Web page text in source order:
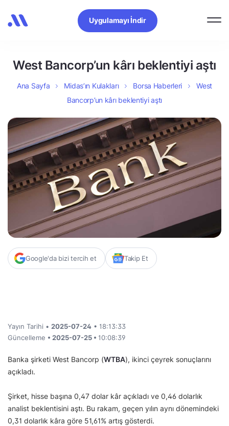
Uygulamayı İndir
West Bancorp’un kârı beklentiyi aştı
Ana Sayfa Midas’ın Kulakları Borsa Haberleri
West
Bancorp’un kârı beklentiyi aştı
Google'da bizi tercih et Takip Et
Yayın Tarihi • 2025-07-24 • 18:13:33
Güncelleme • 2025-07-25 • 10:08:39
Banka şirketi West Bancorp (WTBA), ikinci çeyrek sonuçlarını
açıkladı.
Şirket, hisse başına 0,47 dolar kâr açıkladı ve 0,46 dolarlık
analist beklentisini aştı. Bu rakam, geçen yılın aynı dönemindeki
0,31 dolarlık kâra göre 51,61% artış gösterdi.